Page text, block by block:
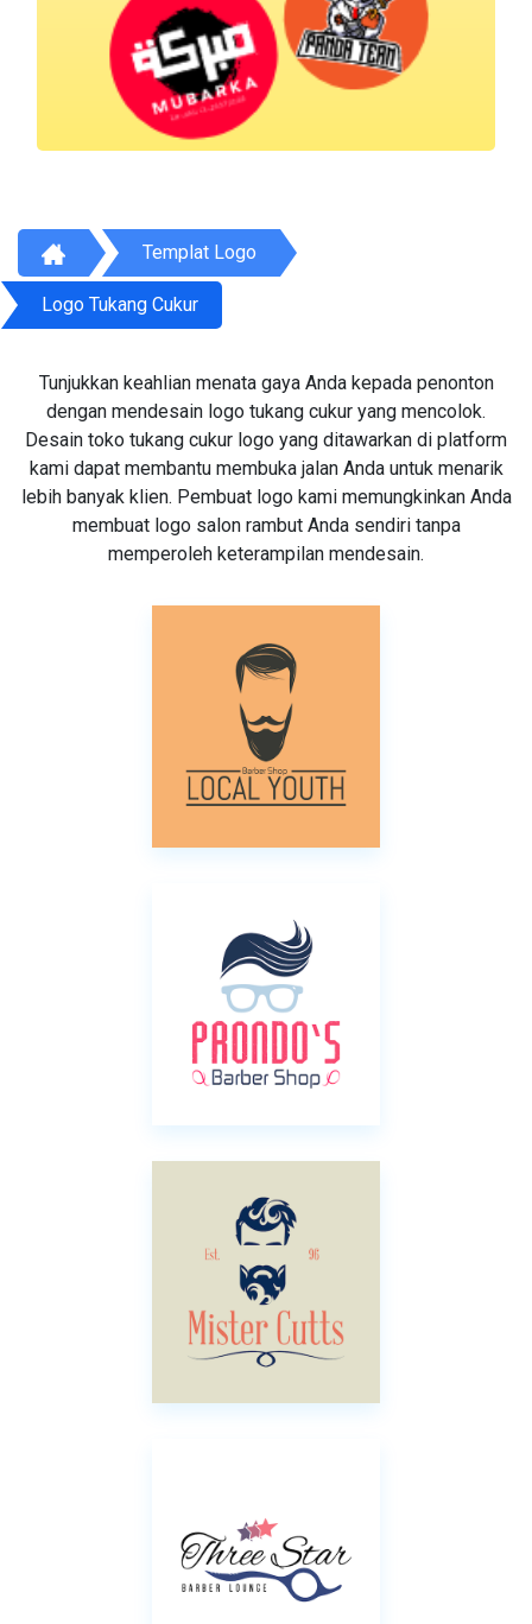
Templat Logo
Logo Tukang Cukur
Tunjukkan keahlian menata gaya Anda kepada penonton
dengan mendesain logo tukang cukur yang mencolok.
Desain toko tukang cukur logo yang ditawarkan di platform
kami dapat membantu membuka jalan Anda untuk menarik
lebih banyak klien. Pembuat logo kami memungkinkan Anda
membuat logo salon rambut Anda sendiri tanpa
memperoleh keterampilan mendesain.